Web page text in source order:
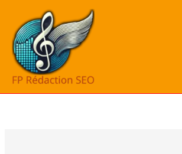
contenu